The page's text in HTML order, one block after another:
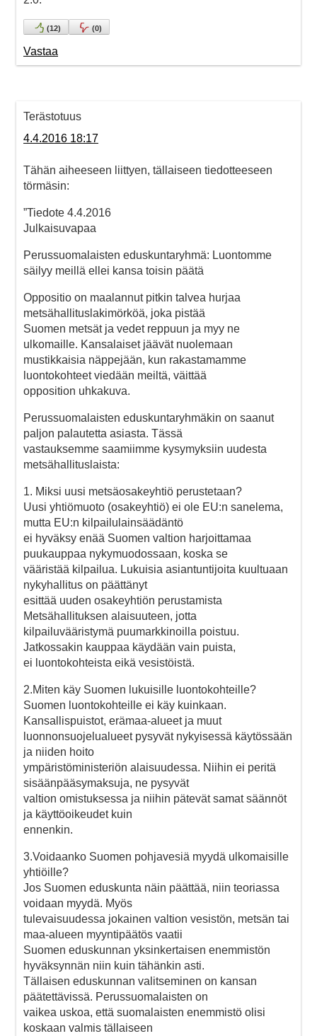
(12) (0)
Vastaa
Terästotuus
4.4.2016 18:17
Tähän aiheeseen liittyen, tällaiseen tiedotteeseen
törmäsin:
”Tiedote 4.4.2016
Julkaisuvapaa
Perussuomalaisten eduskuntaryhmä: Luontomme
säilyy meillä ellei kansa toisin päätä
Oppositio on maalannut pitkin talvea hurjaa
metsähallituslakimörköä, joka pistää
Suomen metsät ja vedet reppuun ja myy ne
ulkomaille. Kansalaiset jäävät nuolemaan
mustikkaisia näppejään, kun rakastamamme
luontokohteet viedään meiltä, väittää
opposition uhkakuva.
Perussuomalaisten eduskuntaryhmäkin on saanut
paljon palautetta asiasta. Tässä
vastauksemme saamiimme kysymyksiin uudesta
metsähallituslaista:
1. Miksi uusi metsäosakeyhtiö perustetaan?
Uusi yhtiömuoto (osakeyhtiö) ei ole EU:n sanelema,
mutta EU:n kilpailulainsäädäntö
ei hyväksy enää Suomen valtion harjoittamaa
puukauppaa nykymuodossaan, koska se
vääristää kilpailua. Lukuisia asiantuntijoita kuultuaan
nykyhallitus on päättänyt
esittää uuden osakeyhtiön perustamista
Metsähallituksen alaisuuteen, jotta
kilpailuvääristymä puumarkkinoilla poistuu.
Jatkossakin kauppaa käydään vain puista,
ei luontokohteista eikä vesistöistä.
2.Miten käy Suomen lukuisille luontokohteille?
Suomen luontokohteille ei käy kuinkaan.
Kansallispuistot, erämaa-alueet ja muut
luonnonsuojelualueet pysyvät nykyisessä käytössään
ja niiden hoito
ympäristöministeriön alaisuudessa. Niihin ei peritä
sisäänpääsymaksuja, ne pysyvät
valtion omistuksessa ja niihin pätevät samat säännöt
ja käyttöoikeudet kuin
ennenkin.
3.Voidaanko Suomen pohjavesiä myydä ulkomaisille
yhtiöille?
Jos Suomen eduskunta näin päättää, niin teoriassa
voidaan myydä. Myös
tulevaisuudessa jokainen valtion vesistön, metsän tai
maa-alueen myyntipäätös vaatii
Suomen eduskunnan yksinkertaisen enemmistön
hyväksynnän niin kuin tähänkin asti.
Tällaisen eduskunnan valitseminen on kansan
päätettävissä. Perussuomalaisten on
vaikea uskoa, että suomalaisten enemmistö olisi
koskaan valmis tällaiseen